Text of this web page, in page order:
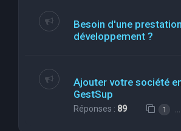
Besoin d'une
développement ?
Ajouter votre société
GestSup
Réponses : 89 1